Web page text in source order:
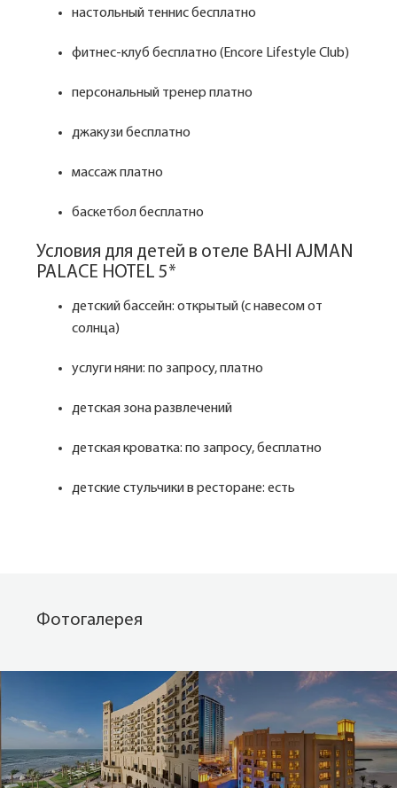
настольный теннис бесплатно
фитнес-клуб бесплатно (Encore Lifestyle Club)
персональный тренер платно
джакузи бесплатно
массаж платно
баскетбол бесплатно
Условия для детей в отеле BAHI AJMAN
PALACE HOTEL 5*
детский бассейн: открытый (с навесом от
солнца)
услуги няни: по запросу, платно
детская зона развлечений
детская кроватка: по запросу, бесплатно
детские стульчики в ресторане: есть
Фотогалерея